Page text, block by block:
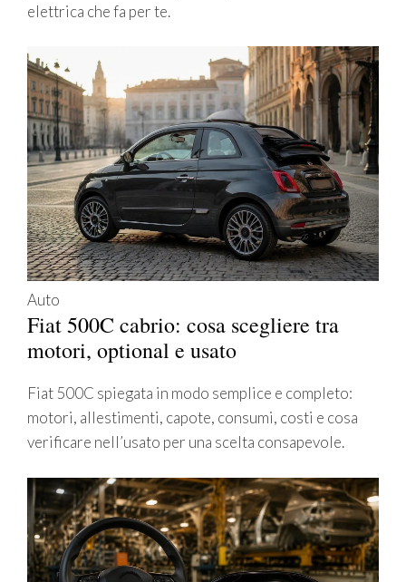
elettrica che fa per te.
Auto
Fiat 500C cabrio: cosa scegliere tra
motori, optional e usato
Fiat 500C spiegata in modo semplice e completo:
motori, allestimenti, capote, consumi, costi e cosa
verificare nell’usato per una scelta consapevole.